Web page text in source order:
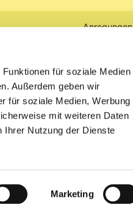
für soziale Medien
Außerdem geben wir
für soziale Medien, Werbung
mit weiteren Daten
Ihrer Nutzung der Dienste
Marketing
Anregungen
ChurchDesk-Login